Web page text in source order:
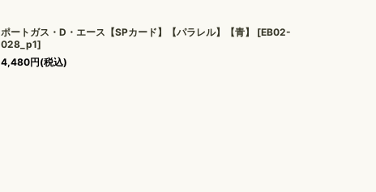
ポートガス・D・エース【SPカード】【パラレル】【青】 [EB02-
028_p1]
4,480円(税込)